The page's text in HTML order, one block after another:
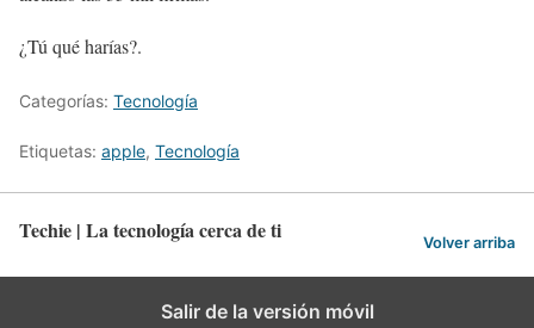
¿Tú qué harías?.
Categorías: Tecnología
Etiquetas: apple, Tecnología
Techie | La tecnología cerca de ti Volver arriba
Salir de la versión móvil